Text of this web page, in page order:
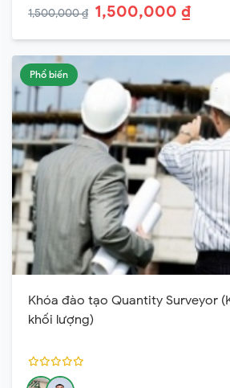
1,500,000 ₫ 1,500,000 ₫
Phổ biến
Khóa đào tạo Quantity Surveyor
khối lượng)